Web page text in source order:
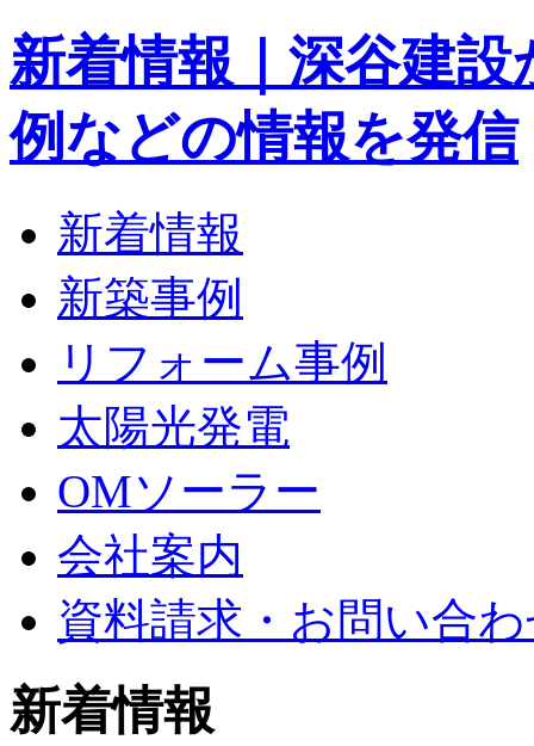
新着情報｜深谷建
例などの情報を発信
新着情報
新築事例
リフォーム事例
太陽光発電
OMソーラー
会社案内
資料請求・お問い合
新着情報